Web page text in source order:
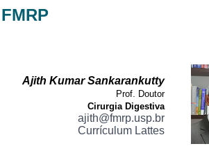
Ajith Kumar Sankarankutty
Prof. Doutor
Cirurgia Digestiva
ajith@fmrp.usp.br
Currículum Lattes